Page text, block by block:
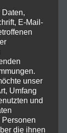
E-Mail-
unser
Umfang
und
Personen
die ihnen